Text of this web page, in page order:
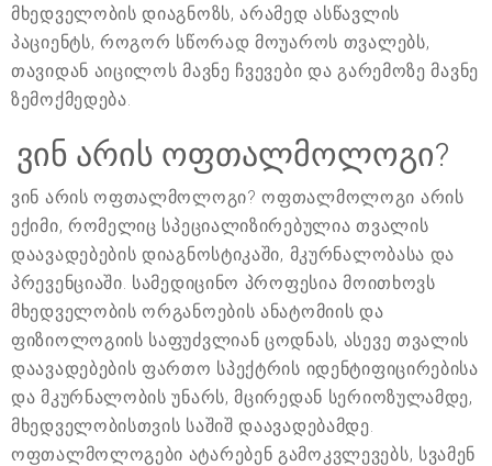
მხედველობის დიაგნოზს, არამედ ასწავლის
პაციენტს, როგორ სწორად მოუაროს თვალებს,
თავიდან აიცილოს მავნე ჩვევები და გარემოზე მავნე
ზემოქმედება.
ვინ არის ოფთალმოლოგი?
ვინ არის ოფთალმოლოგი? ოფთალმოლოგი არის
ექიმი, რომელიც სპეციალიზირებულია თვალის
დაავადებების დიაგნოსტიკაში, მკურნალობასა და
პრევენციაში. სამედიცინო პროფესია მოითხოვს
მხედველობის ორგანოების ანატომიის და
ფიზიოლოგიის საფუძვლიან ცოდნას, ასევე თვალის
დაავადებების ფართო სპექტრის იდენტიფიცირებისა
და მკურნალობის უნარს, მცირედან სერიოზულამდე,
მხედველობისთვის საშიშ დაავადებამდე.
ოფთალმოლოგები ატარებენ გამოკვლევებს, სვამენ